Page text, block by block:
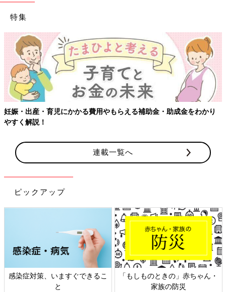
特集
妊娠・出産・育児にかかる費用やもらえる補助金・助成金をわかり
やすく解説！
連載一覧へ
ピックアップ
感染症対策、いますぐできるこ
と
「もしものときの」赤ちゃん・
家族の防災